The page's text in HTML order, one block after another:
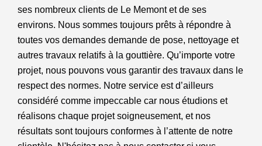
ses nombreux clients de Le Memont et de ses
environs. Nous sommes toujours prêts à répondre à
toutes vos demandes demande de pose, nettoyage et
autres travaux relatifs à la gouttière. Qu’importe votre
projet, nous pouvons vous garantir des travaux dans le
respect des normes. Notre service est d’ailleurs
considéré comme impeccable car nous étudions et
réalisons chaque projet soigneusement, et nos
résultats sont toujours conformes à l’attente de notre